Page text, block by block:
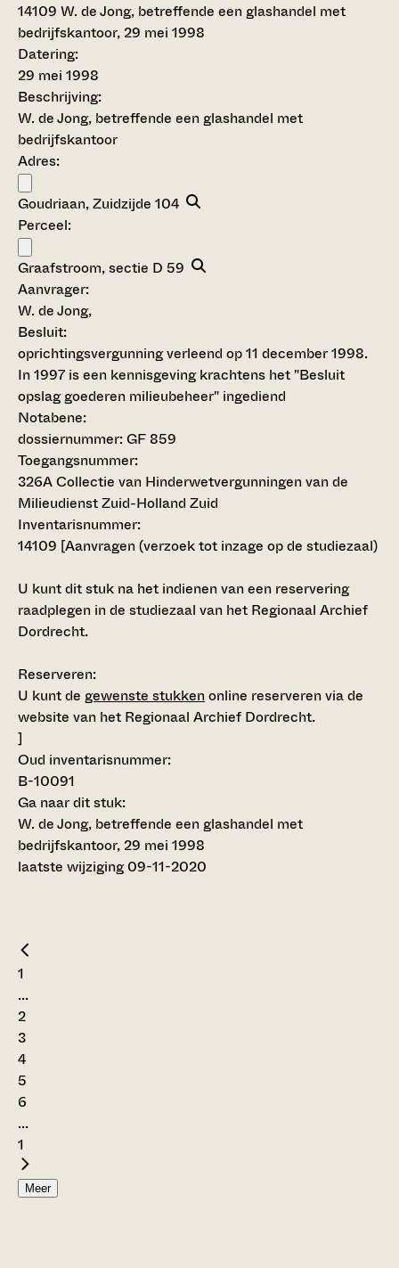
14109 W. de Jong, betreffende een glashandel met
bedrijfskantoor, 29 mei 1998
Datering:
29 mei 1998
Beschrijving:
W. de Jong, betreffende een glashandel met
bedrijfskantoor
Adres:
Goudriaan, Zuidzijde 104
Perceel:
Graafstroom, sectie D 59
Aanvrager:
W. de Jong,
Besluit:
oprichtingsvergunning verleend op 11 december 1998.
In 1997 is een kennisgeving krachtens het "Besluit
opslag goederen milieubeheer" ingediend
Notabene:
dossiernummer: GF 859
Toegangsnummer:
326A Collectie van Hinderwetvergunningen van de
Milieudienst Zuid-Holland Zuid
Inventarisnummer:
14109 [Aanvragen (verzoek tot inzage op de studiezaal)
U kunt dit stuk na het indienen van een reservering
raadplegen in de studiezaal van het Regionaal Archief
Dordrecht.
Reserveren:
U kunt de gewenste stukkenonline reserveren via de
website van het Regionaal Archief Dordrecht.
]
Oud inventarisnummer:
B-10091
Ga naar dit stuk:
W. de Jong, betreffende een glashandel met
bedrijfskantoor, 29 mei 1998
laatste wijziging 09-11-2020
1
...
2
3
4
5
6
...
1
Meer